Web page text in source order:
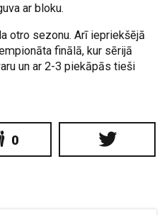
ar bloku.
otro sezonu. Arī iepriekšējā
finālā, kur sērijā
un ar 2-3 piekāpās tieši
0